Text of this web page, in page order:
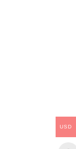
USD